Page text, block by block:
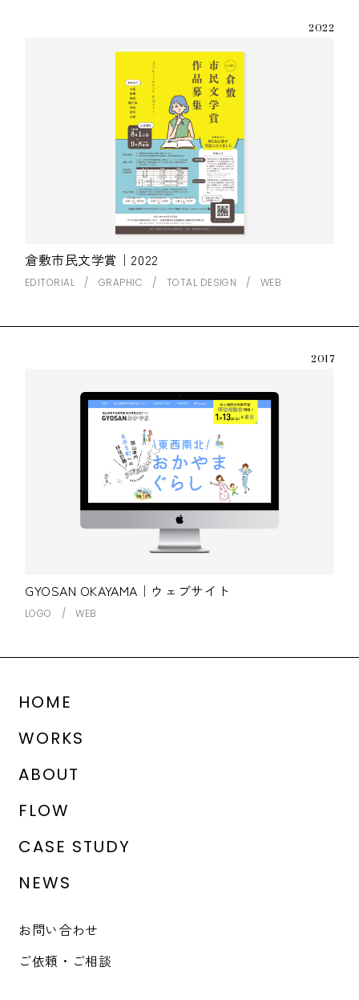
2022
倉敷市民文学賞｜2022
EDITORIAL GRAPHIC TOTAL DESIGN WEB
2017
GYOSAN OKAYAMA｜ウェブサイト
LOGO WEB
HOME
WORKS
ABOUT
FLOW
CASE STUDY
NEWS
お問い合わせ
ご依頼・ご相談